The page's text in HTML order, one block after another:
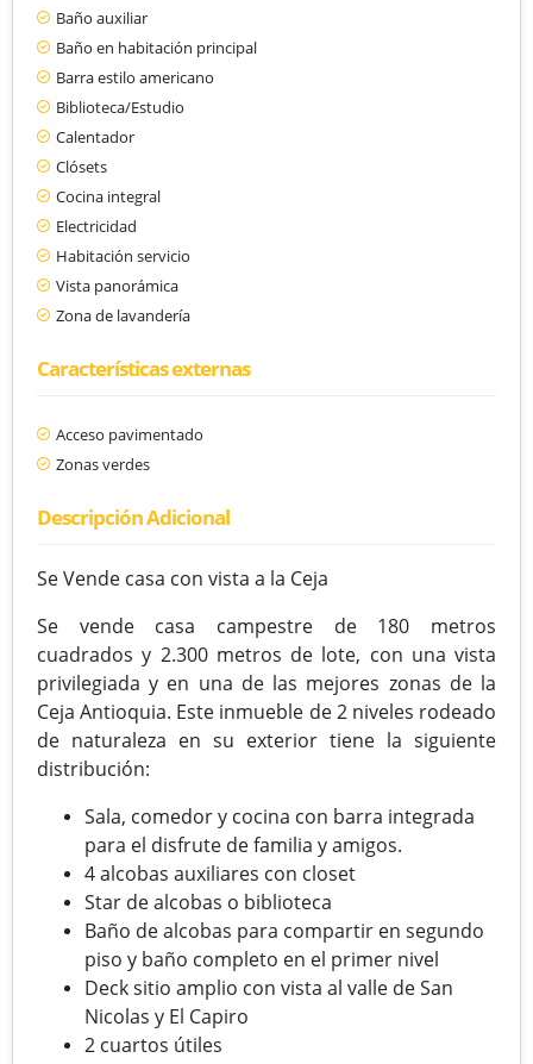
Baño auxiliar
Baño en habitación principal
Barra estilo americano
Biblioteca/Estudio
Calentador
Clósets
Cocina integral
Electricidad
Habitación servicio
Vista panorámica
Zona de lavandería
Características externas
Acceso pavimentado
Zonas verdes
Descripción Adicional
Se Vende casa con vista a la Ceja
Se vende casa campestre de 180 metros
cuadrados y 2.300 metros de lote, con una vista
privilegiada y en una de las mejores zonas de la
Ceja Antioquia. Este inmueble de 2 niveles rodeado
de naturaleza en su exterior tiene la siguiente
distribución:
Sala, comedor y cocina con barra integrada
para el disfrute de familia y amigos.
4 alcobas auxiliares con closet
Star de alcobas o biblioteca
Baño de alcobas para compartir en segundo
piso y baño completo en el primer nivel
Deck sitio amplio con vista al valle de San
Nicolas y El Capiro
2 cuartos útiles